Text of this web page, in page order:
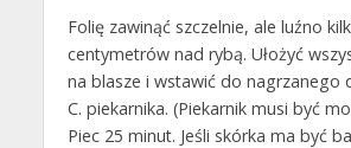
Folię zawinąć szczelnie, ale luźno
centymetrów nad rybą. Ułożyć
na blasze i wstawić do nagrzanego
C. piekarnika. (Piekarnik musi być
Piec 25 minut. Jeśli skórka ma być